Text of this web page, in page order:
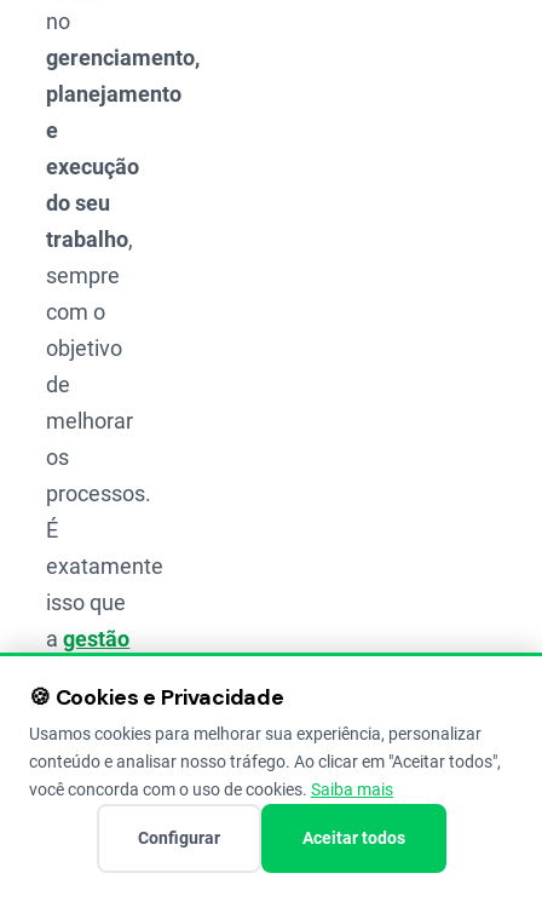
no
gerenciamento,
planejamento
e
execução
do seu
trabalho,
sempre
com o
objetivo
de
melhorar
os
processos.
É
exatamente
isso que
agestão
propõe.
Quando
🍪 Cookies e Privacidade
Usamos cookies para melhorar sua experiência, personalizar
conteúdo e analisar nosso tráfego. Ao clicar em "Aceitar todos",
você concorda com o uso de cookies. Saiba mais
Configurar Aceitar todos